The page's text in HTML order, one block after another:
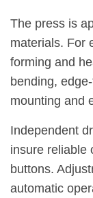
The press is
materials. For
forming and
bending,
mounting and
Independent
insure reliable
buttons.
automatic